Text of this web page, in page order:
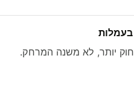
יותר, לא משנה המרחק.